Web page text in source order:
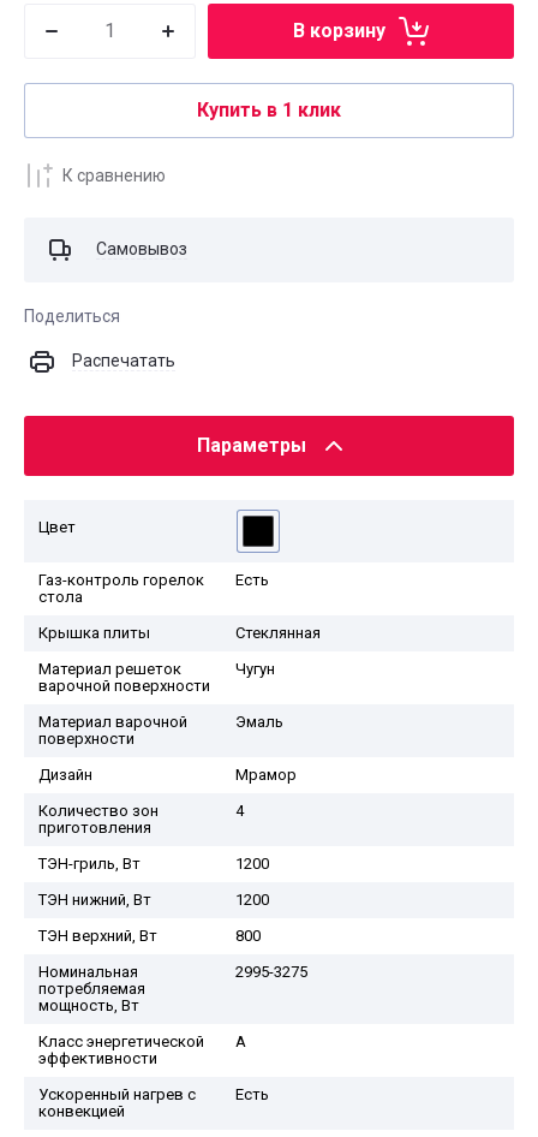
В корзину
Купить в 1 клик
К сравнению
Самовывоз
Поделиться
Распечатать
Параметры
Цвет
Газ-контроль горелок
стола
Есть
Крышка плиты
Стеклянная
Материал решеток
варочной поверхности
Чугун
Материал варочной
поверхности
Эмаль
Дизайн
Мрамор
Количество зон
приготовления
4
ТЭН-гриль, Вт
1200
ТЭН нижний, Вт
1200
ТЭН верхний, Вт
800
Номинальная
потребляемая
мощность, Вт
2995-3275
Класс энергетической
эффективности
A
Ускоренный нагрев с
конвекцией
Есть